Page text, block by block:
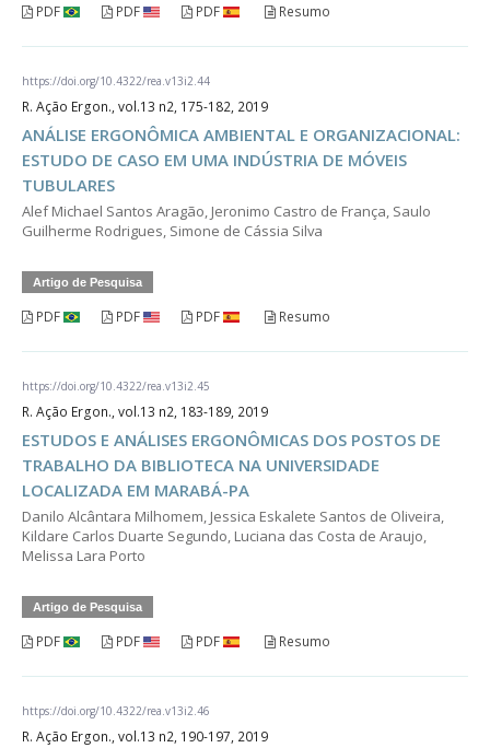
PDF PDF PDF Resumo
https://doi.org/10.4322/rea.v13i2.44
R. Ação Ergon., vol.13 n2, 175-182, 2019
ANÁLISE ERGONÔMICA AMBIENTAL E ORGANIZACIONAL:
ESTUDO DE CASO EM UMA INDÚSTRIA DE MÓVEIS
TUBULARES
Alef Michael Santos Aragão, Jeronimo Castro de França, Saulo
Guilherme Rodrigues, Simone de Cássia Silva
Artigo de Pesquisa
PDF PDF PDF Resumo
https://doi.org/10.4322/rea.v13i2.45
R. Ação Ergon., vol.13 n2, 183-189, 2019
ESTUDOS E ANÁLISES ERGONÔMICAS DOS POSTOS DE
TRABALHO DA BIBLIOTECA NA UNIVERSIDADE
LOCALIZADA EM MARABÁ-PA
Danilo Alcântara Milhomem, Jessica Eskalete Santos de Oliveira,
Kildare Carlos Duarte Segundo, Luciana das Costa de Araujo,
Melissa Lara Porto
Artigo de Pesquisa
PDF PDF PDF Resumo
https://doi.org/10.4322/rea.v13i2.46
R. Ação Ergon., vol.13 n2, 190-197, 2019